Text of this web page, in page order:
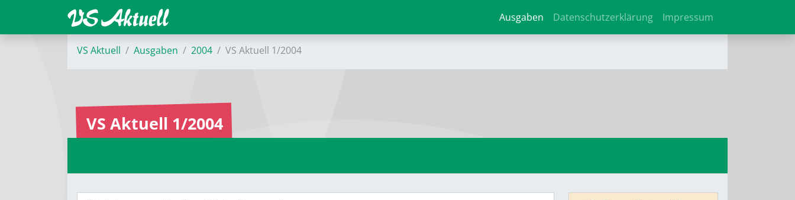
Ausgaben Datenschutzerklärung Impressum
VS Aktuell Ausgaben 2004 VS Aktuell 1/2004
VS Aktuell 1/2004